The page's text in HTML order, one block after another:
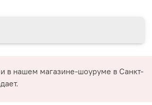
в нашем магазине-шоуруме в Санкт-